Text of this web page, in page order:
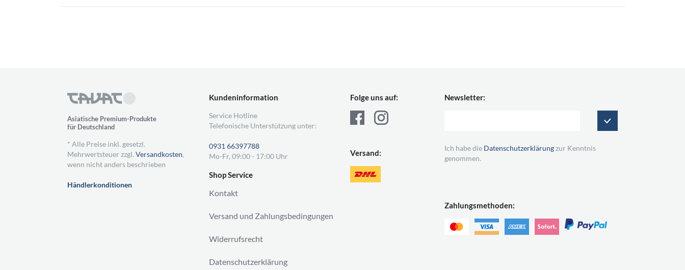
Asiatische Premium-Produkte
für Deutschland
* Alle Preise inkl. gesetzl.
Mehrwertsteuer zzgl. Versandkosten,
wenn nicht anders beschrieben
Händlerkonditionen
Kundeninformation
Service Hotline
Telefonische Unterstützung unter:
0931 66397788
Mo-Fr, 09:00 - 17:00 Uhr
Shop Service
Kontakt
Versand und Zahlungsbedingungen
Widerrufsrecht
Datenschutzerklärung
Folge uns auf:
Versand:
Newsletter:
Ich habe die Datenschutzerklärungzur Kenntnis
genommen.
Zahlungsmethoden: